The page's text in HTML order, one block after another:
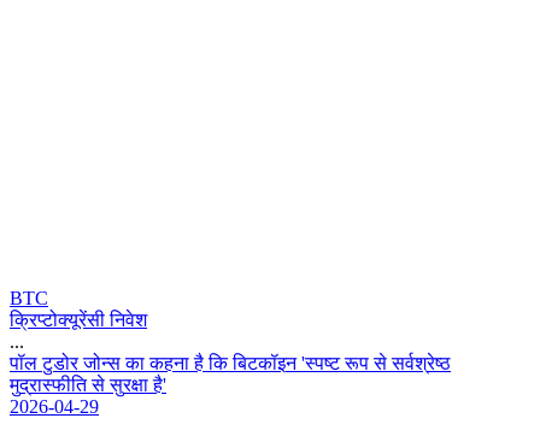
BTC
क्रिप्टोक्यूरेंसी निवेश
...
पल टडर जनस क कहन ह क बटकइन 'सपषट रप स सरशरषठ
मदरसफत स सरक ह'
2026-04-29